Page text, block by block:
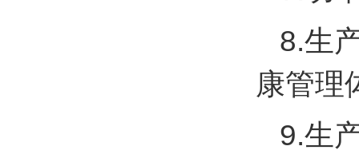
8.生
康管
9.生